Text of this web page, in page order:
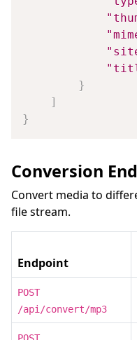
}
]
}
Conversion
Convert media to
file stream.
Endpoint
POST
/api/convert/mp3